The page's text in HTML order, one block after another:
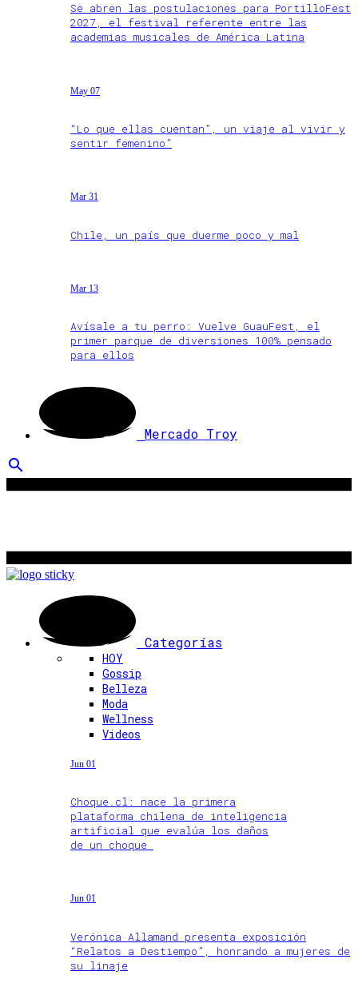
Se abren las postulaciones para PortilloFest
2027, el festival referente entre las
academias musicales de América Latina
May 07
“Lo que ellas cuentan”, un viaje al vivir y
sentir femenino”
Mar 31
Chile, un país que duerme poco y mal
Mar 13
Avísale a tu perro: Vuelve GuauFest, el
primer parque de diversiones 100% pensado
para ellos
Mercado Troy
search
Categorías
HOY
Gossip
Belleza
Moda
Wellness
Videos
Jun 01
Choque.cl: nace la primera
plataforma chilena de inteligencia
artificial que evalúa los daños
de un choque
Jun 01
Verónica Allamand presenta exposición
“Relatos a Destiempo”, honrando a mujeres de
su linaje